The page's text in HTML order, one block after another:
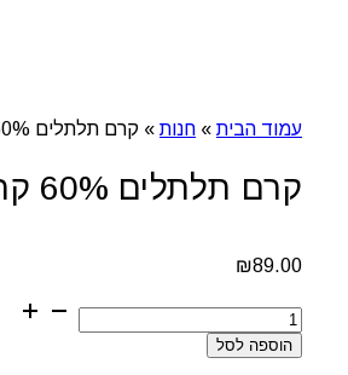
עמוד הבית » חנות » קרם תלתלים 60% קרם 40% גלייז סרינה קיי
קרם תלתלים 60% קרם 40% גלייז סרינה קיי
₪89.00
כמות
של
קרם
הוספה לסל